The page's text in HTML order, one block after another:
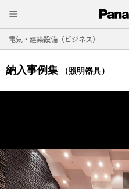
電気・建築設備（ビジネス）
納入事例集 （照明器具）